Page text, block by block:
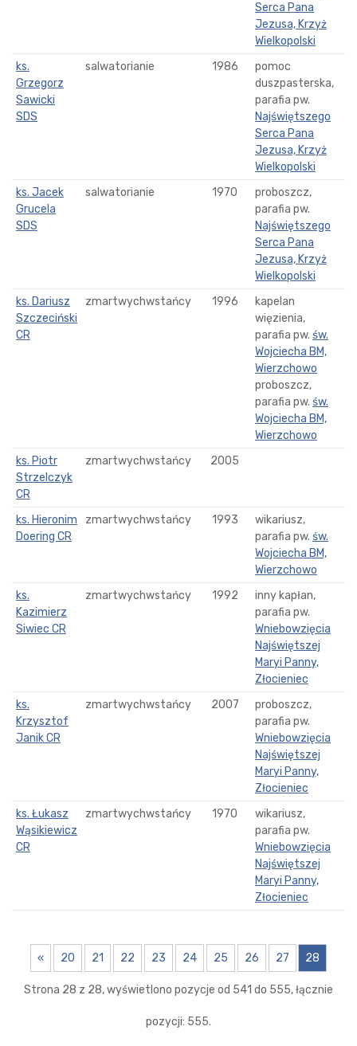
Serca Pana
Jezusa, Krzyż
Wielkopolski
ks.
Grzegorz
Sawicki
SDS
salwatorianie 1986
pomoc
duszpasterska,
parafia pw.
Najświętszego
Serca Pana
Jezusa, Krzyż
Wielkopolski
ks. Jacek
Grucela
SDS
salwatorianie 1970
proboszcz,
parafia pw.
Najświętszego
Serca Pana
Jezusa, Krzyż
Wielkopolski
ks. Dariusz
Szczeciński
CR
zmartwychwstańcy 1996
kapelan
więzienia,
parafia pw. św.
Wojciecha BM,
Wierzchowo
proboszcz,
parafia pw. św.
Wojciecha BM,
Wierzchowo
ks. Piotr
Strzelczyk
CR
zmartwychwstańcy 2005
ks. Hieronim
Doering CR
zmartwychwstańcy 1993
wikariusz,
parafia pw. św.
Wojciecha BM,
Wierzchowo
ks.
Kazimierz
Siwiec CR
zmartwychwstańcy 1992
inny kapłan,
parafia pw.
Wniebowzięcia
Najświętszej
Maryi Panny,
Złocieniec
ks.
Krzysztof
Janik CR
zmartwychwstańcy 2007
proboszcz,
parafia pw.
Wniebowzięcia
Najświętszej
Maryi Panny,
Złocieniec
ks. Łukasz
Wąsikiewicz
CR
zmartwychwstańcy 1970
wikariusz,
parafia pw.
Wniebowzięcia
Najświętszej
Maryi Panny,
Złocieniec
« 20 21 22 23 24 25 26 27 28
Strona 28 z 28, wyświetlono pozycje od 541 do 555, łącznie
pozycji: 555.